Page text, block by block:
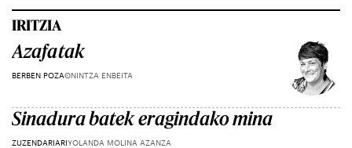
IRITZIA
Azafatak
BERBEN POZAONINTZA ENBEITA
Sinadura batek eragindako mina
ZUZENDARIARIYOLANDA MOLINA AZANZA